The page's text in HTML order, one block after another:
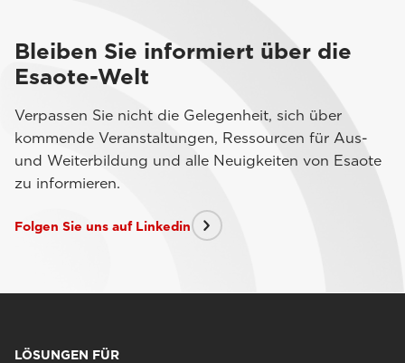
Bleiben Sie informiert über die
Esaote-Welt
Verpassen Sie nicht die Gelegenheit, sich über
kommende Veranstaltungen, Ressourcen für Aus-
und Weiterbildung und alle Neuigkeiten von Esaote
zu informieren.
Folgen Sie uns auf Linkedin
LÖSUNGEN FÜR